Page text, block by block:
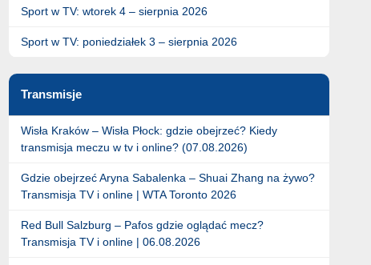
Sport w TV: wtorek 4 – sierpnia 2026
Sport w TV: poniedziałek 3 – sierpnia 2026
Transmisje
Wisła Kraków – Wisła Płock: gdzie obejrzeć? Kiedy
transmisja meczu w tv i online? (07.08.2026)
Gdzie obejrzeć Aryna Sabalenka – Shuai Zhang na żywo?
Transmisja TV i online | WTA Toronto 2026
Red Bull Salzburg – Pafos gdzie oglądać mecz?
Transmisja TV i online | 06.08.2026